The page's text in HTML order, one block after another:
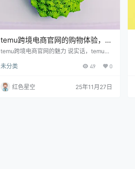
temu跨境电商官网的购物体验，居
然让我爱上了海淘！
temu跨境电商官网的魅力 说实话，temu是
样，可能也会想，跨境电商平台多得很，为
发现它的界面设计非常简单，几乎没有什么
复杂的操作，不像某些平台那样，要翻十几
未分类 49 0
红色星空 25年11月27日